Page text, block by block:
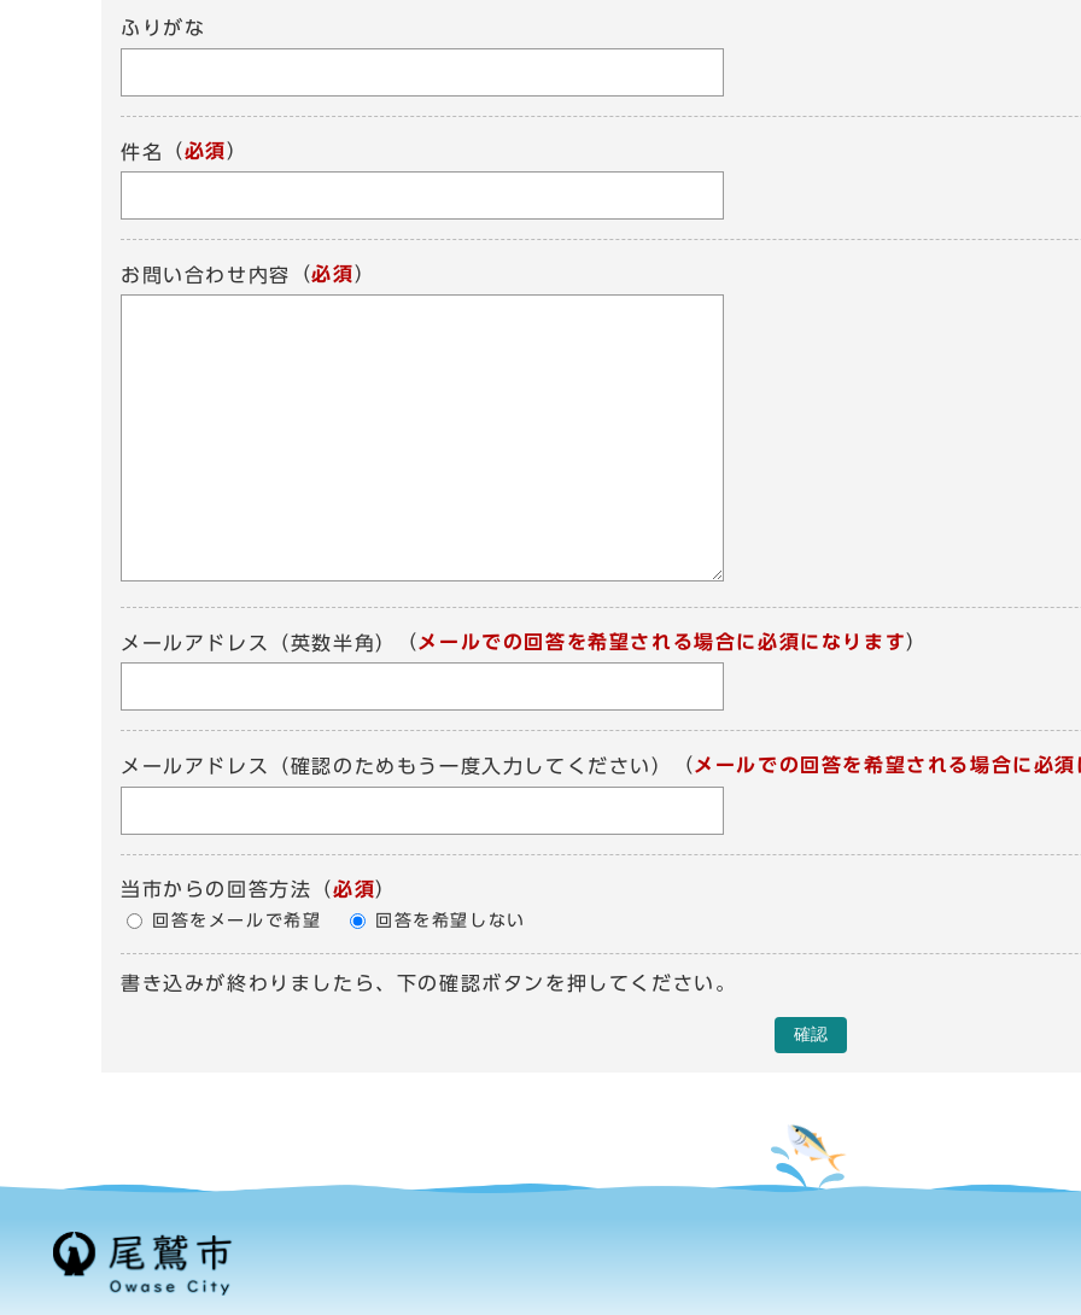
ふりがな
件名 （必須）
お問い合わせ内容 （必須）
メールアドレス（英数半角） （ メールでの回答を希望される場合に必須になります）
メールアドレス（確認のためもう一度入力してください） （メールでの回答を希望される場合に必須
当市からの回答方法 （必須）
回答をメールで希望 回答を希望しない
書き込みが終わりましたら、下の確認ボタンを押してください。
確認